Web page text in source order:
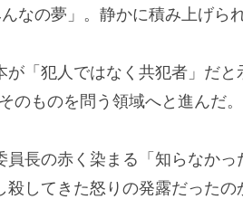
なの夢」。静かに積み上げら
が「犯人ではなく共犯者」だ
のものを問う領域へと進んだ。
員長の赤く染まる「知らなかっ
殺してきた怒りの発露だったの